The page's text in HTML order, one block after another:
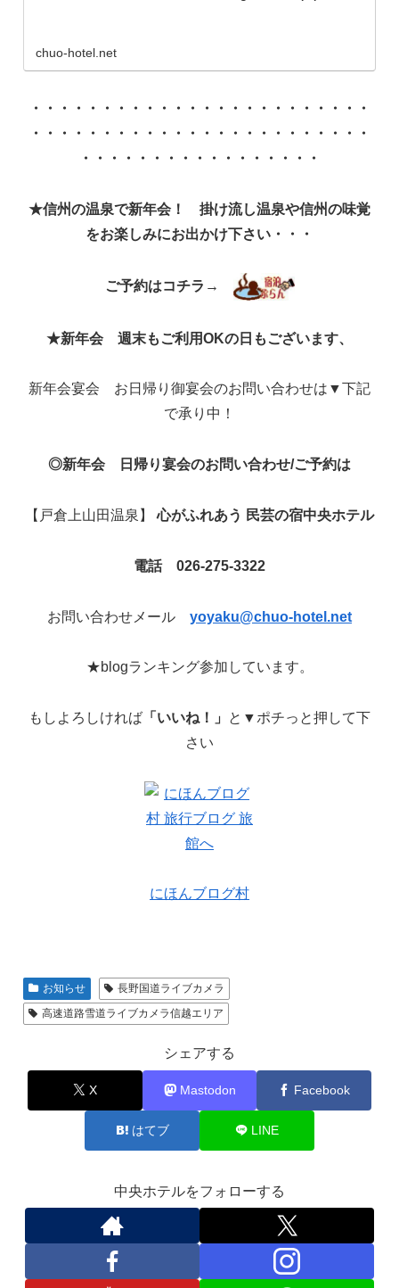
chuo-hotel.net
・・・・・・・・・・・・・・・・・・・・・・・・
・・・・・・・・・・・・・・・・・・・・・・・・
・・・・・・・・・・・・・・・・・
★信州の温泉で新年会！ 掛け流し温泉や信州の味覚
をお楽しみにお出かけ下さい・・・
ご予約はコチラ→
★新年会 週末もご利用OKの日もございます、
新年会宴会 お日帰り御宴会のお問い合わせは▼下記
で承り中！
◎新年会 日帰り宴会のお問い合わせ/ご予約は
【戸倉上山田温泉】 心がふれあう 民芸の宿中央ホテル
電話 026-275-3322
お問い合わせメール yoyaku@chuo-hotel.net
★blogランキング参加しています。
もしよろしければ 「いいね！」
と▼ポチっと押して下
さい
にほんブログ村
お知らせ
長野国道ライブカメラ
高速道路雪道ライブカメラ信越エリア
シェアする
X Mastodon Facebook
はてブ LINE
中央ホテルをフォローする